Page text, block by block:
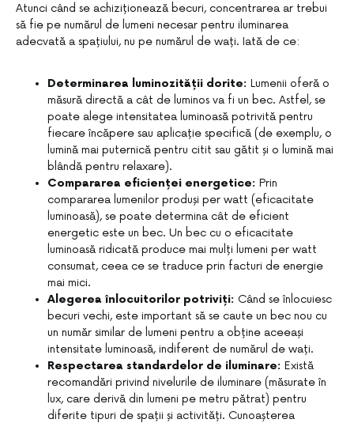
Atunci când se achiziționează becuri, concentrarea ar trebui
să fie pe numărul de lumeni necesar pentru iluminarea
adecvată a spațiului, nu pe numărul de wați. Iată de ce:
Determinarea luminozității dorite: Lumenii oferă o
măsură directă a cât de luminos va fi un bec. Astfel, se
poate alege intensitatea luminoasă potrivită pentru
fiecare încăpere sau aplicație specifică (de exemplu, o
lumină mai puternică pentru citit sau gătit și o lumină mai
blândă pentru relaxare).
Compararea eficienței energetice: Prin
compararea lumenilor produși per watt (eficacitate
luminoasă), se poate determina cât de eficient
energetic este un bec. Un bec cu o eficacitate
luminoasă ridicată produce mai mulți lumeni per watt
consumat, ceea ce se traduce prin facturi de energie
mai mici.
Alegerea înlocuitorilor potriviți: Când se înlocuiesc
becuri vechi, este important să se caute un bec nou cu
un număr similar de lumeni pentru a obține aceeași
intensitate luminoasă, indiferent de numărul de wați.
Respectarea standardelor de iluminare: Există
recomandări privind nivelurile de iluminare (măsurate în
lux, care derivă din lumeni pe metru pătrat) pentru
diferite tipuri de spații și activități. Cunoașterea